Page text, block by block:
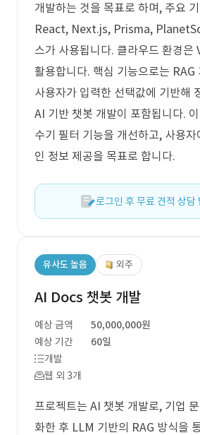
개발하는 것을 목표로 하며, 주요
React, Next.js, Prisma,
스가 사용됩니다. 클라우드 환경은
활용합니다. 핵심 기능으로는 RAG
사용자가 입력한 선택값에 기반해
AI 기반 챗봇 개발이 포함됩니다.
수기 필터 기능을 개선하고, 사용자
인 정보 제공을 목표로 합니다.
로그인 후 무료 견적 상담
유사도 높음 외주
AI Docs 챗봇 개발
예상 금액
50,000,000원
예상 기간
60일
개발
웹 외 3개
프로젝트는 AI 챗봇 개발로, 기업
화한 후 LLM 기반의 RAG 방식을